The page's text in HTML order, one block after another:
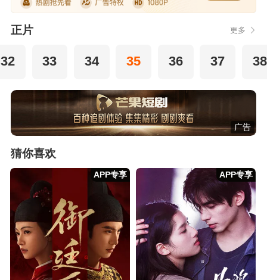
正片 更多
32 33 34 35 36 37 38
广告
猜你喜欢
APP专享 APP专享